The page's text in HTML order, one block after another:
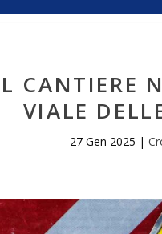
CANTIERE
VIALE
27 Gen 2025 |